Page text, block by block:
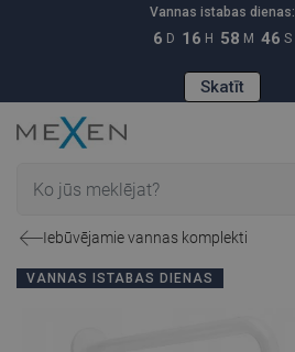
Vannas istabas dienas:
6 D 16 H 58 M 45 S
Skatīt
Iebūvējamie vannas komplekti
VANNAS ISTABAS DIENAS